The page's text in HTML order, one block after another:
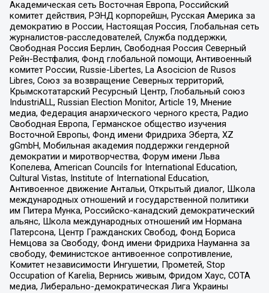
Академическая сеть Восточная Европа, Российский
комитет действия, РЭНД корпорейшн, Русская Америка за
демократию в России, Настоящая Россия, Глобальная сеть
журналистов-расследователей, Служба поддержки,
Свободная Россия Берлин, Свободная Россия Северный
Рейн-Вестфалия, Фонд глобальной помощи, Антивоенный
комитет России, Russie-Libertes, La Asocicion de Rusos
Libres, Союз за возвращение Северных территорий,
Крымскотатарский Ресурсный Центр, Глобальный союз
IndustriALL, Russian Election Monitor, Article 19, Мнение
медиа, Федерация анархического черного креста, Радио
Свободная Европа, Германское общество изучения
Восточной Европы, Фонд имени Фридриха Эберта, XZ
gGmbH, Мобильная академия поддержки гендерной
демократии и миротворчества, Форум имени Льва
Копелева, American Councils for International Education,
Cultural Vistas, Institute of International Education,
Антивоенное движение Антальи, Открытый диалог, Школа
международных отношений и государственной политики
им Питера Мунка, Российско-канадский демократический
альянс, Школа международных отношений им Нормана
Патерсона, Центр Гражданских Свобод, Фонд Бориса
Немцова за Свободу, Фонд имени Фридриха Науманна за
свободу, Феминистское антивоенное сопротивление,
Комитет независимости Ингушетии, Прометей, Stop
Occupation of Karelia, Вернись живым, Фридом Хаус, СОТА
медиа, Либерально-демократическая Лига Украины